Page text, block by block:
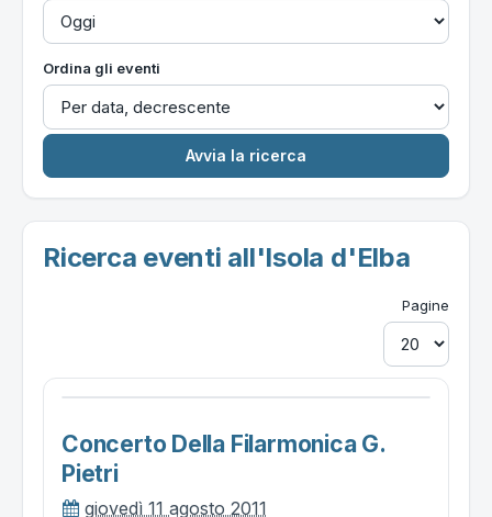
Ordina gli eventi
Ricerca eventi all'Isola d'Elba
Pagine
Concerto Della Filarmonica G.
Pietri
giovedì 11 agosto 2011